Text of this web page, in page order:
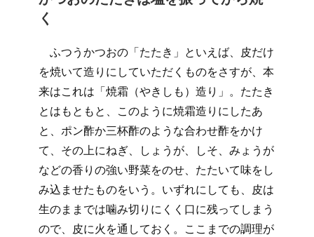
く
ふつうかつおの「たたき」といえば、皮だけ
を焼いて造りにしていただくものをさすが、本
来はこれは「焼霜（やきしも）造り」。たたき
とはもともと、このように焼霜造りにしたあ
と、ポン酢か三杯酢のような合わせ酢をかけ
て、その上にねぎ、しょうが、しそ、みょうが
などの香りの強い野菜をのせ、たたいて味をし
み込ませたものをいう。いずれにしても、皮は
生のままでは噛み切りにくく口に残ってしまう
ので、皮に火を通しておく。ここまでの調理が